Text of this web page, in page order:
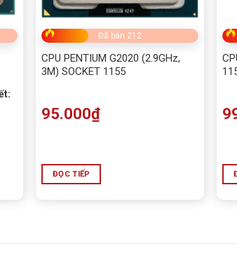
Đã bán 212
CPU PENTIUM G2020 (2.9GHz,
3M) SOCKET 1155
95.000₫
ĐỌC TIẾP